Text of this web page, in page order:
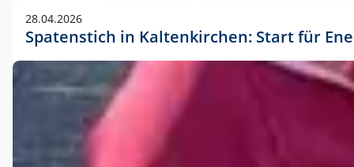
28.04.2026
Spatenstich in Kaltenkirchen: Start für